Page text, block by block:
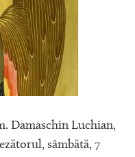
Damaschin Luchian,
sâmbătă, 7